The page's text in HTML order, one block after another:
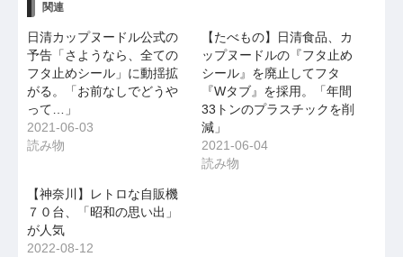
関連
日清カップヌードル公式の
予告「さようなら、全ての
フタ止めシール」に動揺拡
がる。「お前なしでどうや
って…」
2021-06-03
読み物
【たべもの】日清食品、カ
ップヌードルの『フタ止め
シール』を廃止してフタ
『Wタブ』を採用。「年間
33トンのプラスチックを削
減」
2021-06-04
読み物
【神奈川】レトロな自販機
７０台、「昭和の思い出」
が人気
2022-08-12